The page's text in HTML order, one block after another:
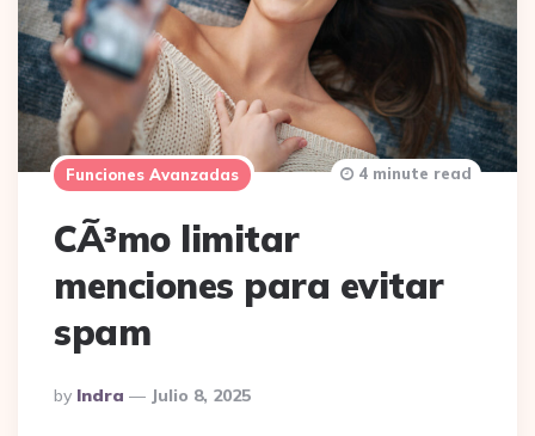
Funciones Avanzadas
CÃ³mo limitar
menciones para evitar
spam
Posted
By
By Indra Julio 8, 2025
4 minute read